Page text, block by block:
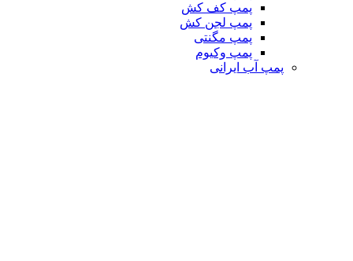
پمپ کف کش
پمپ لجن کش
پمپ مگنتی
پمپ وکیوم
پمپ آب ایرانی